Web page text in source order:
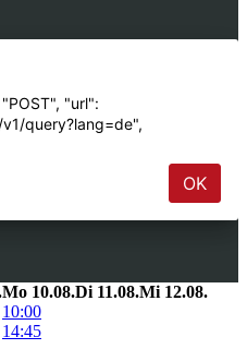
Mo 10.08.Di 11.08.Mi 12.08.
10:00
14:45